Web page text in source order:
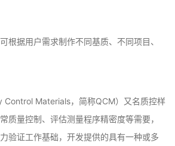
根据用户需求制作不同基质、不同项目、
Control Materials，简称QCM）又名质控样
质量控制、评估测量程序精密度等需要，
验证工作基础，开发提供的具有一种或多